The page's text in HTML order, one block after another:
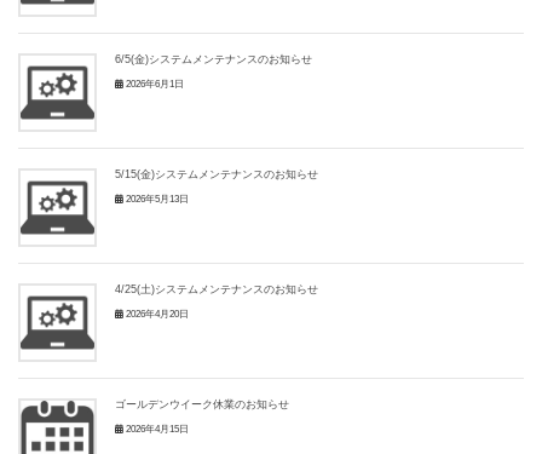
6/5(金)システムメンテナンスのお知らせ
2026年6月1日
5/15(金)システムメンテナンスのお知らせ
2026年5月13日
4/25(土)システムメンテナンスのお知らせ
2026年4月20日
ゴールデンウイーク休業のお知らせ
2026年4月15日